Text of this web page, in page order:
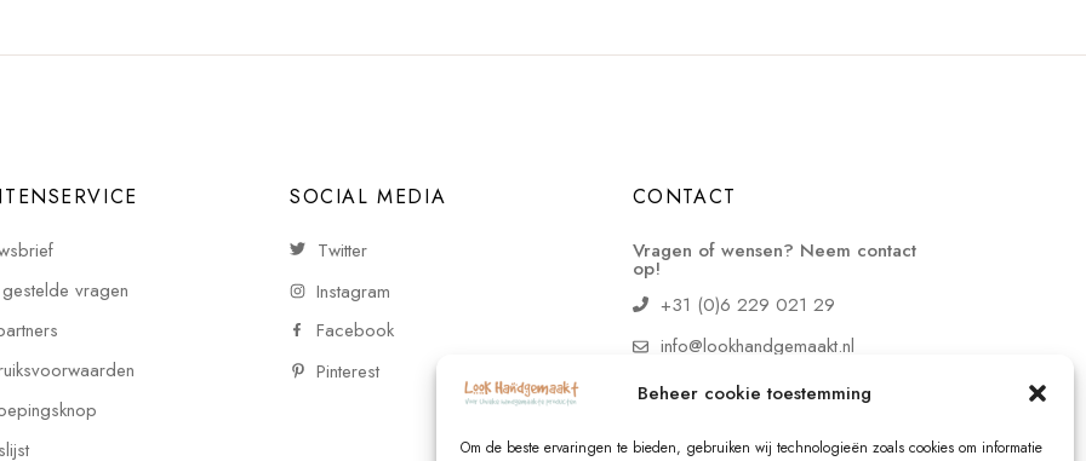
Beheer cookie toestemming
Om de beste ervaringen te bieden, gebruiken wij technologieën zoals cookies om informatie
vragen
SOCIAL MEDIA
Twitter
Instagram
Facebook
Pinterest
CONTACT
Vragen of wensen? Neem contact
op!
+31 (0)6 229 021 29
info@lookhandgemaakt.nl